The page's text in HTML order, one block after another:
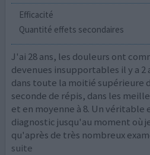
Efficacité
Quantité effets secondaires
J'ai 28 ans, les douleurs ont
devenues insupportables il y a 2
dans toute la moitié supérieure
seconde de répis, dans les
et en moyenne à 8. Un véritable
diagnostic jusqu'au moment où
qu'après de très nombreux
suite